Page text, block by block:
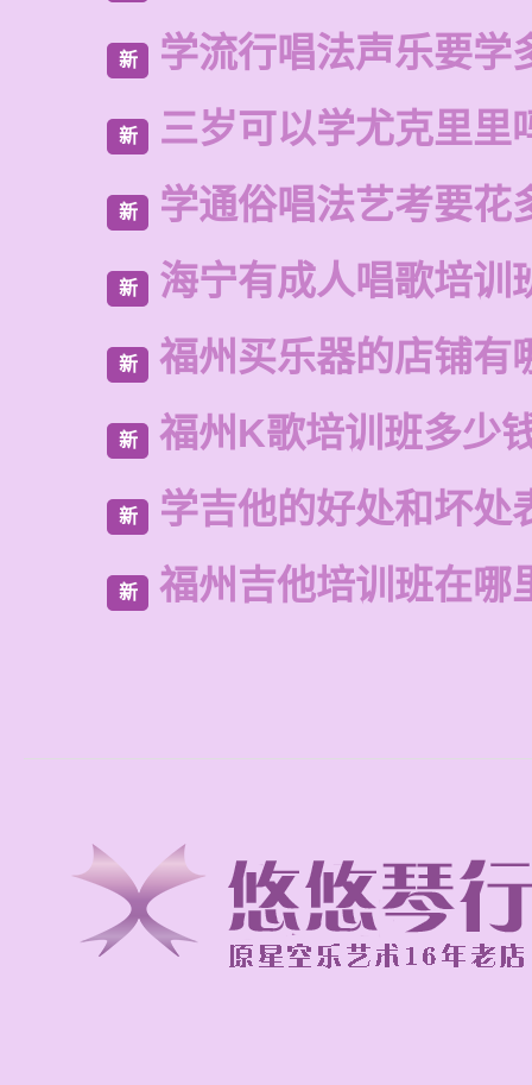
新 学流行唱法声乐要学
新 三岁可以学尤克里里
新 学通俗唱法艺考要花
新 海宁有成人唱歌培训
新 福州买乐器的店铺有
新 福州K歌培训班多少
新 学吉他的好处和坏处
新 福州吉他培训班在哪